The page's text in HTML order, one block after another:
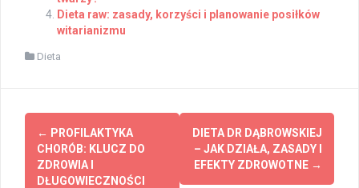
Dieta raw: zasady, korzyści i planowanie posiłków
witarianizmu
Dieta
Post
navigation
← PROFILAKTYKA
CHORÓB: KLUCZ DO
ZDROWIA I
DŁUGOWIECZNOŚCI
DIETA DR DĄBROWSKIEJ
– JAK DZIAŁA, ZASADY I
EFEKTY ZDROWOTNE →